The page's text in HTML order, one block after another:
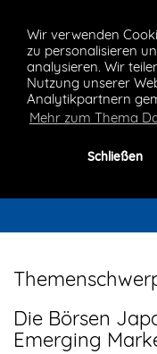
Wir verwenden
zu personalisieren
analysieren. Wir
Nutzung unserer
Analytikpartnern
Mehr zum Thema
Schließen
Die Börsen
Emerging